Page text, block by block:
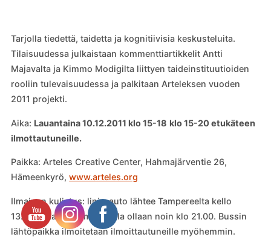
Tarjolla tiedettä, taidetta ja kognitiivisia keskusteluita.
Tilaisuudessa julkaistaan kommenttiartikkelit Antti
Majavalta ja Kimmo Modigilta liittyen taideinstituutioiden
rooliin tulevaisuudessa ja palkitaan Arteleksen vuoden
2011 projekti.
Aika: Lauantaina 10.12.2011 klo 15-18 klo 15-20 etukäteen
ilmottautuneille.
Paikka: Arteles Creative Center, Hahmajärventie 26,
Hämeenkyrö,www.arteles.org
Ilmainen kuljetus: linja-auto lähtee Tampereelta kello
13.30, takaisin Tampereella ollaan noin klo 21.00. Bussin
lähtöpaikka ilmoitetaan ilmoittautuneille myöhemmin.